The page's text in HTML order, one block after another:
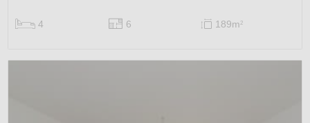
4 6 189m2